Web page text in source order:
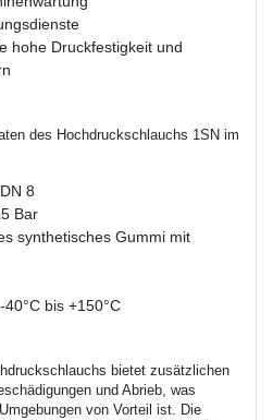
hohe Druckfestigkeit und
des Hochdruckschlauchs 1SN im
DN 8
Bar
synthetisches Gummi mit
-40°C bis +150°C
bietet zusätzlichen
und Abrieb, was
von Vorteil ist. Die